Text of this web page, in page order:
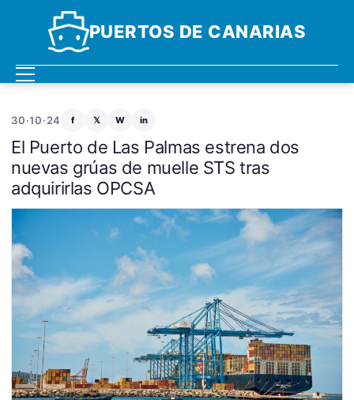
PUERTOS DE CANARIAS
30·10·24 f 𝕏 W in
El Puerto de Las Palmas estrena dos
nuevas grúas de muelle STS tras
adquirirlas OPCSA